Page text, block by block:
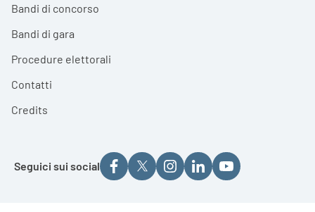
Bandi di concorso
Bandi di gara
Procedure elettorali
Contatti
Credits
Seguici sui social